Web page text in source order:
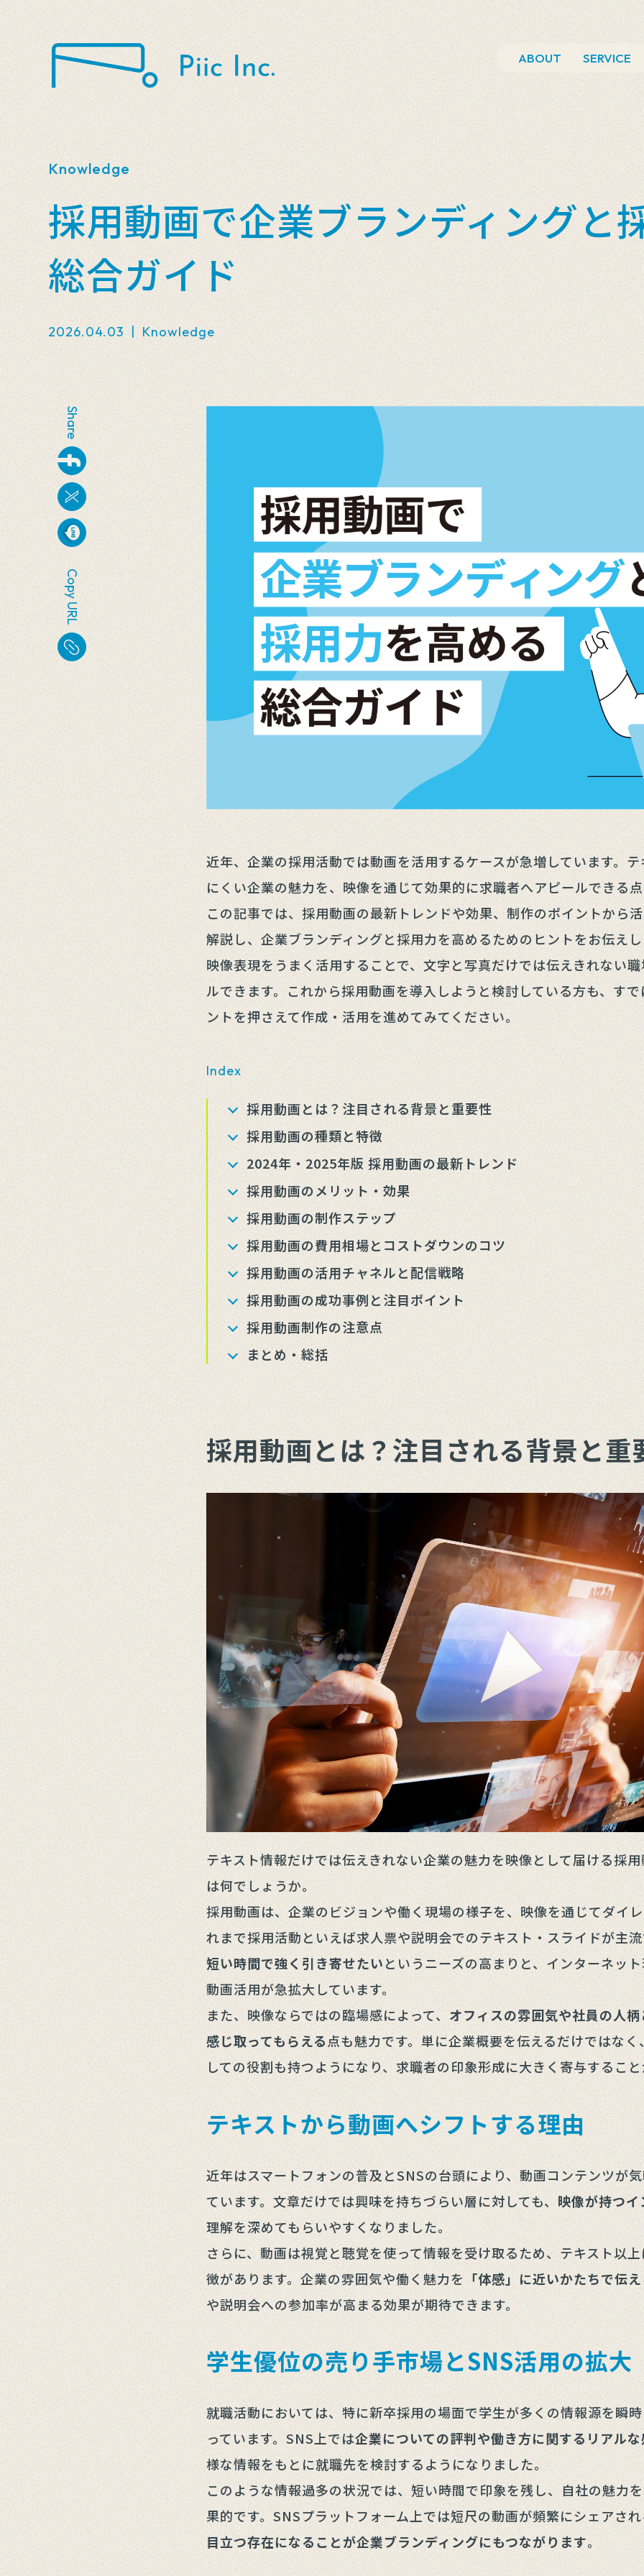
ABOUT SERVICE
Knowledge
採用動画で企業ブランディングと
総合ガイド
2026.04.03 | Knowledge
近年、企業の採用活動では動画を活用するケースが急増しています。
にくい企業の魅力を、映像を通じて効果的に求職者へアピールできる
この記事では、採用動画の最新トレンドや効果、制作のポイントから
解説し、企業ブランディングと採用力を高めるためのヒントをお伝え
映像表現をうまく活用することで、文字と写真だけでは伝えきれない
ルできます。これから採用動画を導入しようと検討している方も、す
ントを押さえて作成・活用を進めてみてください。
Index
採用動画とは？注目される背景と重要性
採用動画の種類と特徴
2024年・2025年版 採用動画の最新トレンド
採用動画のメリット・効果
採用動画の制作ステップ
採用動画の費用相場とコストダウンのコツ
採用動画の活用チャネルと配信戦略
採用動画の成功事例と注目ポイント
採用動画制作の注意点
まとめ・総括
採用動画とは？注目される背景と重
テキスト情報だけでは伝えきれない企業の魅力を映像として届ける採
は何でしょうか。
採用動画は、企業のビジョンや働く現場の様子を、映像を通じてダイ
れまで採用活動といえば求人票や説明会でのテキスト・スライドが主
短い時間で強く引き寄せたいというニーズの高まりと、インターネッ
動画活用が急拡大しています。
また、映像ならではの臨場感によって、オフィスの雰囲気や社員の人
感じ取ってもらえる点も魅力です。単に企業概要を伝えるだけではな
しての役割も持つようになり、求職者の印象形成に大きく寄与するこ
テキストから動画へシフトする理由
近年はスマートフォンの普及とSNSの台頭により、動画コンテンツが
ています。文章だけでは興味を持ちづらい層に対しても、映像が持つ
理解を深めてもらいやすくなりました。
さらに、動画は視覚と聴覚を使って情報を受け取るため、テキスト以
徴があります。企業の雰囲気や働く魅力を「体感」に近いかたちで伝
や説明会への参加率が高まる効果が期待できます。
学生優位の売り手市場とSNS活用の拡大
就職活動においては、特に新卒採用の場面で学生が多くの情報源を瞬
っています。SNS上では企業についての評判や働き方に関するリアル
様な情報をもとに就職先を検討するようになりました。
このような情報過多の状況では、短い時間で印象を残し、自社の魅力
果的です。SNSプラットフォーム上では短尺の動画が頻繁にシェアさ
目立つ存在になることが企業ブランディングにもつながります。
Share
Copy URL